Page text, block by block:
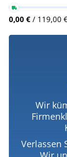
0,00 € / 119,00
Wir
Verlassen